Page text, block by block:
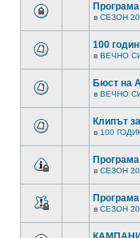
в СЕЗОН
100
в ВЕЧНО
Бюст на
в ВЕЧНО
Клипът
в 100
в СЕЗОН
в СЕЗОН